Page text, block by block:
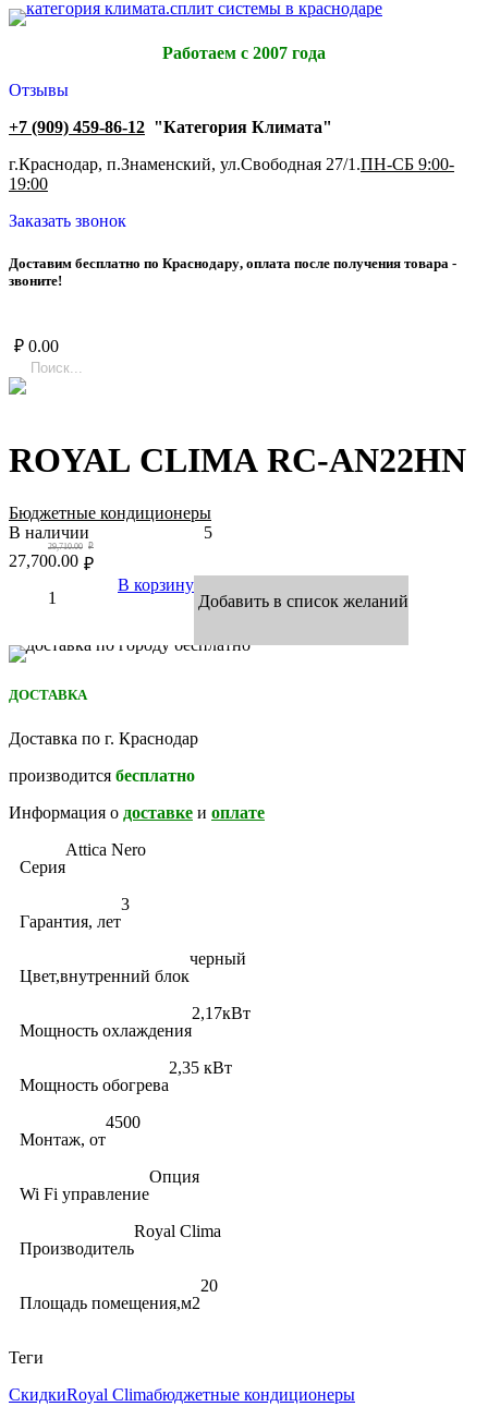
Работаем с 2007 года
Отзывы
+7 (909) 459-86-12 "Категория Климата"
г.Краснодар, п.Знаменский, ул.Свободная 27/1.ПН-СБ 9:00-
19:00
Заказать звонок
Доставим бесплатно по Краснодару, оплата после получения товара -
звоните!
₽ 0.00
ROYAL CLIMA RC-AN22HN
Бюджетные кондиционеры
В наличии
5
₽
27,700.00
₽
29,710.00
В корзину
Добавить в список желаний
ДОСТАВКА
Доставка по г. Краснодар
производится бесплатно
Информация о доставке и оплате
Серия
Attica Nero
Гарантия, лет
3
Цвет,внутренний блок
черный
Мощность охлаждения
2,17кВт
Мощность обогрева
2,35 кВт
Монтаж, от
4500
Wi Fi управление
Опция
Производитель
Royal Clima
Площадь помещения,м2
20
Теги
СкидкиRoyal Climaбюджетные кондиционеры